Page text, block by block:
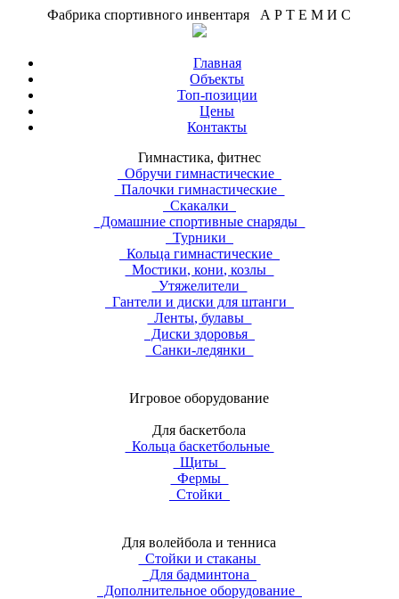
Фабрика спортивного инвентаря А Р Т Е М И С
Главная
Объекты
Топ-позиции
Цены
Контакты
Гимнастика, фитнес
Обручи гимнастические
Палочки гимнастические
Скакалки
Домашние спортивные снаряды
Турники
Кольца гимнастические
Мостики, кони, козлы
Утяжелители
Гантели и диски для штанги
Ленты, булавы
Диски здоровья
Санки-ледянки
Игровое оборудование
Для баскетбола
Кольца баскетбольные
Щиты
Фермы
Стойки
Для волейбола и тенниса
Стойки и стаканы
Для бадминтона
Дополнительное оборудование